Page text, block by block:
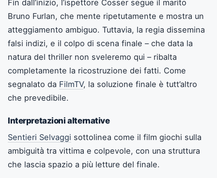
Fin dall’inizio, l’ispettore Cosser segue il marito
Bruno Furlan, che mente ripetutamente e mostra un
atteggiamento ambiguo. Tuttavia, la regia dissemina
falsi indizi, e il colpo di scena finale – che data la
natura del thriller non sveleremo qui – ribalta
completamente la ricostruzione dei fatti. Come
segnalato da FilmTV, la soluzione finale è tutt’altro
che prevedibile.
Interpretazioni alternative
Sentieri Selvaggi sottolinea come il film giochi sulla
ambiguità tra vittima e colpevole, con una struttura
che lascia spazio a più letture del finale.